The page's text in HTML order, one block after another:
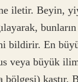
iletir. Beyin,
bildirir. En
veya büyük
bölgesi) kastır.